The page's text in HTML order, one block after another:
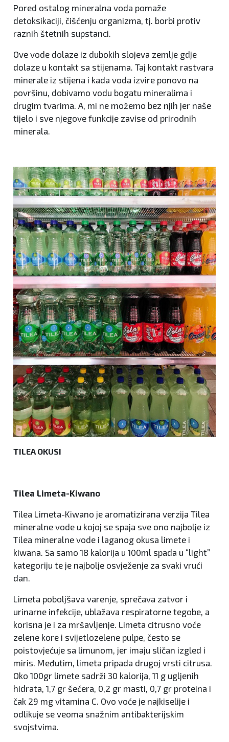
Pored ostalog mineralna voda pomaže
detoksikaciji, čišćenju organizma, tj. borbi protiv
raznih štetnih supstanci.
Ove vode dolaze iz dubokih slojeva zemlje gdje
dolaze u kontakt sa stijenama. Taj kontakt rastvara
minerale iz stijena i kada voda izvire ponovo na
površinu, dobivamo vodu bogatu mineralima i
drugim tvarima. A, mi ne možemo bez njih jer naše
tijelo i sve njegove funkcije zavise od prirodnih
minerala.
TILEA OKUSI
Tilea Limeta-Kiwano
Tilea Limeta-Kiwano je aromatizirana verzija Tilea
mineralne vode u kojoj se spaja sve ono najbolje iz
Tilea mineralne vode i laganog okusa limete i
kiwana. Sa samo 18 kalorija u 100ml spada u “light”
kategoriju te je najbolje osvježenje za svaki vrući
dan.
Limeta poboljšava varenje, sprečava zatvor i
urinarne infekcije, ublažava respiratorne tegobe, a
korisna je i za mršavljenje. Limeta citrusno voće
zelene kore i svijetlozelene pulpe, često se
poistovjećuje sa limunom, jer imaju sličan izgled i
miris. Međutim, limeta pripada drugoj vrsti citrusa.
Oko 100gr limete sadrži 30 kalorija, 11 g ugljenih
hidrata, 1,7 gr šećera, 0,2 gr masti, 0,7 gr proteina i
čak 29 mg vitamina C. Ovo voće je najkiselije i
odlikuje se veoma snažnim antibakterijskim
svojstvima.